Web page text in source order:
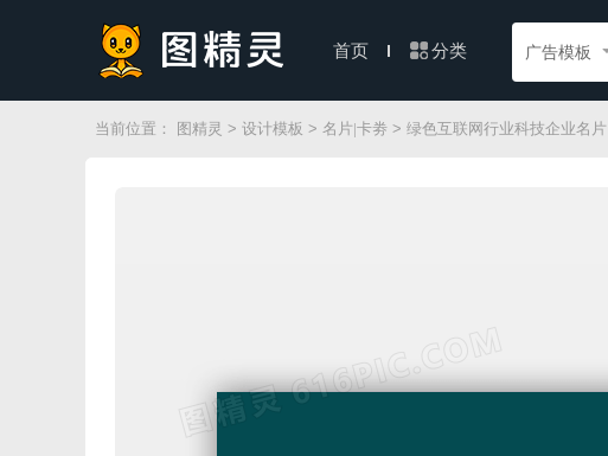
首页 分类 广告模板
当前位置： 图精灵 > 设计模板 > 名片|卡劵 > 绿色互联网行业科技企业名片